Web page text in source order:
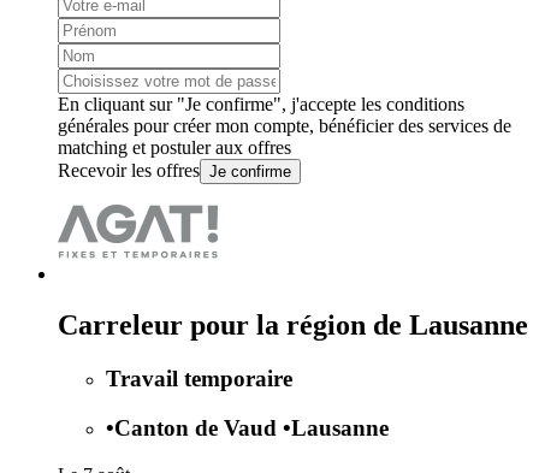
En cliquant sur "Je confirme", j'accepte les conditions
générales pour créer mon compte, bénéficier des services de
matching et postuler aux offres
Recevoir les offres Je confirme
Carreleur pour la région de Lausanne
Travail temporaire
•Canton de Vaud •Lausanne